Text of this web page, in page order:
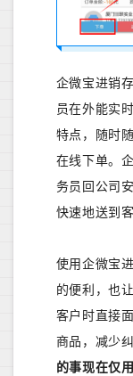
企微宝进销
员在外能实
特点，随时
在线下单。
务员回公司
快速地送到
使用企微宝
的便利，也
客户时直接
商品，减少
的事现在仅